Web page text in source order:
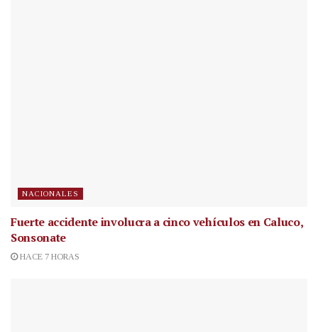
NACIONALES
Fuerte accidente involucra a cinco vehículos en Caluco,
Sonsonate
HACE 7 HORAS